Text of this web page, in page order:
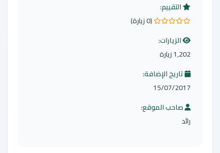
التقييم:
0.0 من 5 نجوم
(0 زيارة)
الزيارات:
1,202 زيارة
تاريخ الإضافة:
15/07/2017
صاحب الموقع:
رائد